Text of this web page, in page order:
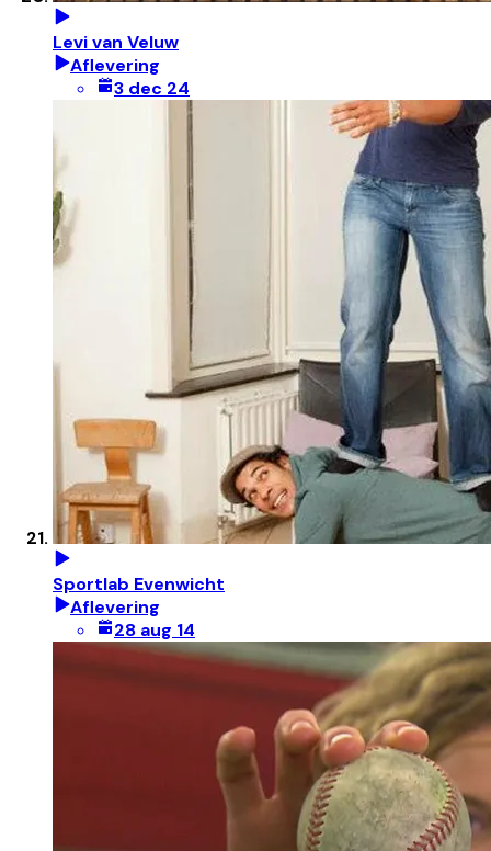
Levi van Veluw
Aflevering
3 dec 24
Sportlab Evenwicht
Aflevering
28 aug 14